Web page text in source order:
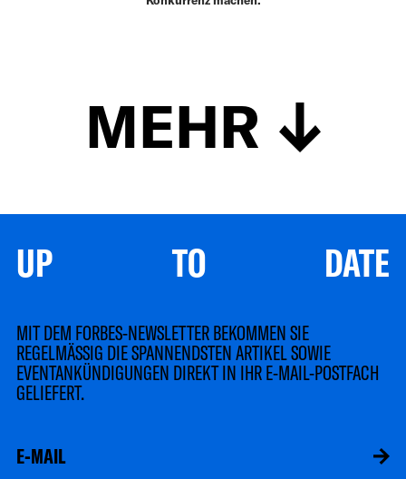
MEHR
UP TO DATE
MIT DEM FORBES-NEWSLETTER BEKOMMEN SIE
REGELMÄSSIG DIE SPANNENDSTEN ARTIKEL SOWIE
EVENTANKÜNDIGUNGEN DIREKT IN IHR E-MAIL-POSTFACH
GELIEFERT.